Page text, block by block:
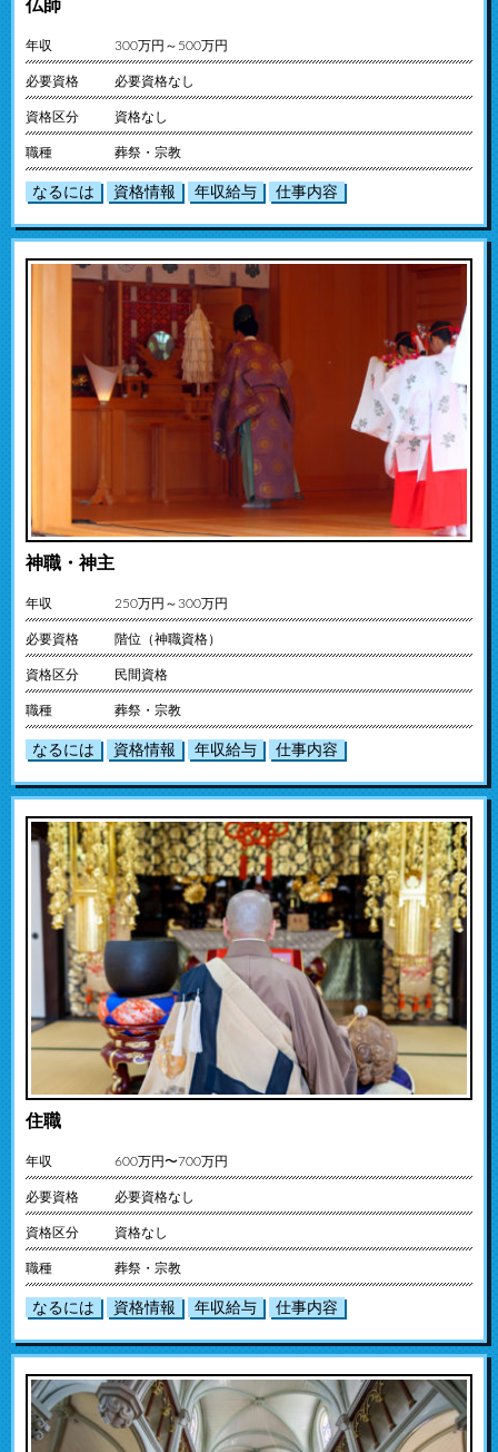
仏師
年収 300万円～500万円
必要資格 必要資格なし
資格区分 資格なし
職種 葬祭・宗教
なるには 資格情報 年収給与 仕事内容
神職・神主
年収 250万円～300万円
必要資格 階位（神職資格）
資格区分 民間資格
職種 葬祭・宗教
なるには 資格情報 年収給与 仕事内容
住職
年収 600万円〜700万円
必要資格 必要資格なし
資格区分 資格なし
職種 葬祭・宗教
なるには 資格情報 年収給与 仕事内容